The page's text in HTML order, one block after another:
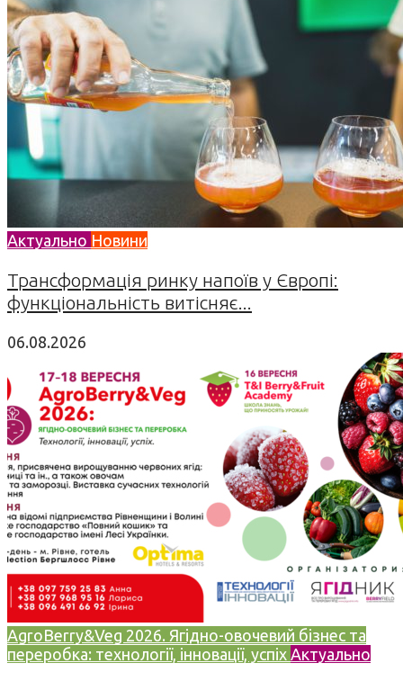
Актуально Новини
Трансформація ринку напоїв у Європі:
функціональність витісняє...
06.08.2026
AgroBerry&Veg 2026. Ягідно-овочевий бізнес та
переробка: технології, інновації, успіх Актуально